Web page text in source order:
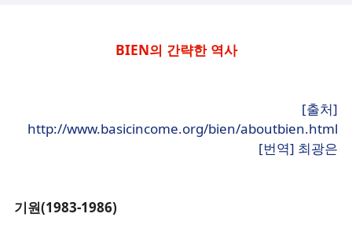
BIEN의 간략한 역사
[출처]
http://www.basicincome.org/bien/aboutbien.html
[번역] 최광은
기원(1983-1986)